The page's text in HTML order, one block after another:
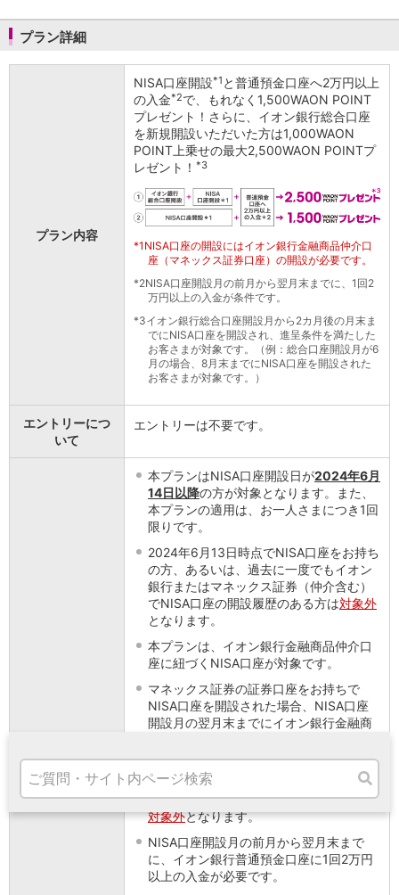
東京都
神奈川県
新潟県
愛知県
岡山県
広島県
安全にご利用いただくために
プラン詳細
プラン内容
NISA口座開設*1 と普通預金口座へ2万円以上
の入金*2で、もれなく1,500WAON POINT
プレゼント！さらに、イオン銀行総合口座
を新規開設いただいた方は1,000WAON
POINT上乗せの最大2,500WAON POINTプ
レゼント！ *3
*1 NISA口座の開設にはイオン銀行金融商品仲介口
座（マネックス証券口座）の開設が必要です。
*2NISA口座開設月の前月から翌月末までに、1回2
万円以上の入金が条件です。
*3イオン銀行総合口座開設月から2カ月後の月末ま
でにNISA口座を開設され、進呈条件を満たした
お客さまが対象です。（例：総合口座開設月が6
月の場合、8月末までにNISA口座を開設された
お客さまが対象です。）
エントリーにつ
いて
エントリーは不要です。
本プランはNISA口座開設日が2024年6月
14日以降の方が対象となります。また、
本プランの適用は、お一人さまにつき1回
限りです。
2024年6月13日時点でNISA口座をお持ち
の方、あるいは、過去に一度でもイオン
銀行またはマネックス証券（仲介含む）
でNISA口座の開設履歴のある方は対象外
となります。
本プランは、イオン銀行金融商品仲介口
座に紐づくNISA口座が対象です。
マネックス証券の証券口座をお持ちで
NISA口座を開設された場合、NISA口座
開設月の翌月末までにイオン銀行金融商
ランの対象となります。
NISA口座お申込み後、税務署審査結果に
より、NISA口座開設不可となった場合は
対象外となります。
NISA口座開設月の前月から翌月末まで
に、イオン銀行普通預金口座に1回2万円
以上の入金が必要です。